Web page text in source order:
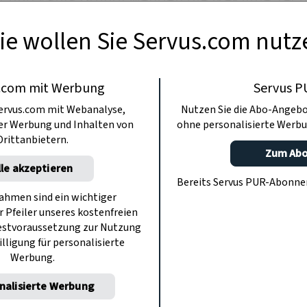
zaubern sie dann einen süßsauren Salat
wollen Sie Servus.com
mit Werbung
mit Webanalyse,
Werbung und Inhalten von
akzeptieren
sind ein wichtiger
unseres kostenfreien
zur Nutzung
für personalisierte
Werbung.
Werbung
Servus
Nutzen Sie die Abo-
ohne personalisierte
Zum
Bereits Servus PUR-